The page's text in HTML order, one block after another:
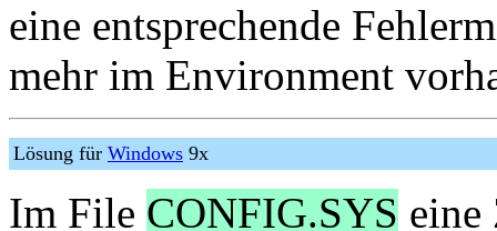
eine entsprechende
mehr im Environment
Lösung für Windows 9x
Im File CONFIG.SYS eine